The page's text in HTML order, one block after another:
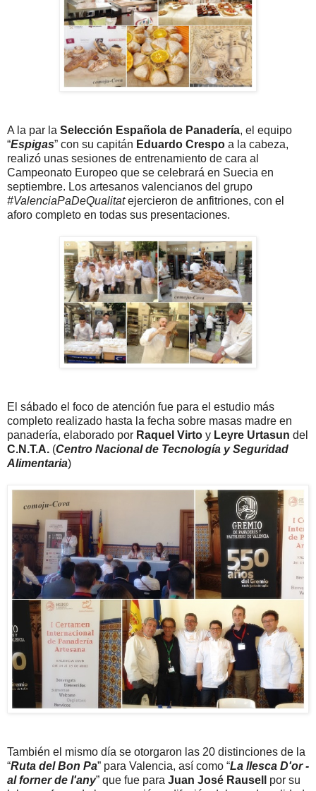
A la par la Selección Española de Panadería, el equipo
“Espigas” con su capitán Eduardo Crespo a la cabeza,
realizó unas sesiones de entrenamiento de cara al
Campeonato Europeo que se celebrará en Suecia en
septiembre. Los artesanos valencianos del grupo
#ValenciaPaDeQualitatejercieron de anfitriones, con el
aforo completo en todas sus presentaciones.
El sábado el foco de atención fue para el estudio más
completo realizado hasta la fecha sobre masas madre en
panadería, elaborado por Raquel Virto y Leyre Urtasun del
C.N.T.A. (Centro Nacional de Tecnología y Seguridad
Alimentaria)
También el mismo día se otorgaron las 20 distinciones de la
“Ruta del Bon Pa” para Valencia, así como “La llesca D'or -
al forner de l'any” que fue para Juan José Rausell
por su